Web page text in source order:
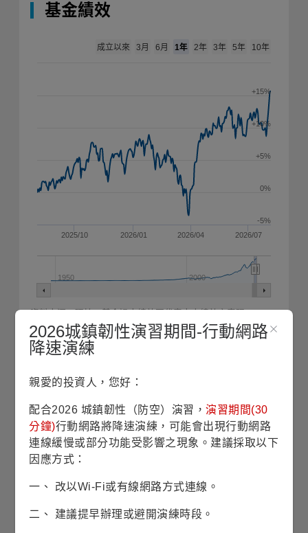
基金績效
1950 2000
成立以來 3月 6月 1年 2年 3年 5年 10年
2025/10 2026/01 2026/04 2026/07
-5%
0%
+5%
+10%
+15%
資料來源：理柏，基金過去績效不代表未來績效之表現。
嚴選領導企業的美國大型股票基金
最新淨值 2026/08/05
147.75 美元
淨值漲跌/
漲跌幅
0.13 / 0.09%
最高淨值
157.32
(2025/10/28)
2026城鎮韌性演習期間-行動網路
降速演練
親愛的投資人，您好：
配合2026 城鎮韌性（防空）演習，演習期間(30
分鐘)行動網路將降速演練，可能會出現行動網路
連線緩慢或部分功能受影響之現象。建議採取以下
因應方式：
一、 改以Wi-Fi或有線網路方式連線。
二、 建議提早辦理或避開演練時段。